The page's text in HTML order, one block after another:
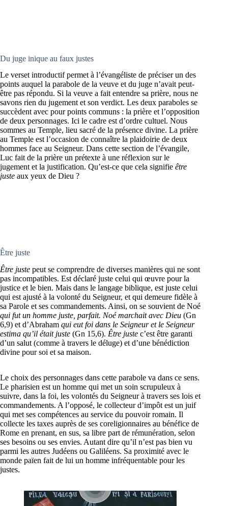
Du juge inique au faux justes
Le verset introductif permet à l’évangéliste de préciser un des
points auquel la parabole de la veuve et du juge n’avait peut-
être pas répondu. Si la veuve a fait entendre sa prière, nous ne
savons rien du jugement et son verdict. Les deux paraboles se
succèdent avec pour points communs : la prière et l’opposition
de deux personnages. Ici le cadre est d’ordre cultuel. Nous
sommes au Temple, lieu sacré de la présence divine. La prière
au Temple est l’occasion de connaître la plaidoirie de deux
hommes face au Seigneur. Dans cette section de l’évangile,
Luc fait de la prière un prétexte à une réflexion sur le
jugement et la justification. Qu’est-ce que cela signifie être
juste aux yeux de Dieu ?
Être juste
Être juste peut se comprendre de diverses manières qui ne sont
pas incompatibles. Est déclaré juste celui qui œuvre pour la
justice et le bien. Mais dans le langage biblique, est juste celui
qui est ajusté à la volonté du Seigneur, et qui demeure fidèle à
sa Parole et ses commandements. Ainsi, on se souvient de Noé
qui fut un homme juste, parfait. Noé marchait avec Dieu (Gn
6,9) et d’Abraham qui eut foi dans le Seigneur et le Seigneur
estima qu’il était juste (Gn 15,6). Être juste c’est être garanti
d’un salut (comme à travers le déluge) et d’une bénédiction
divine pour soi et sa maison.
Le choix des personnages dans cette parabole va dans ce sens.
Le pharisien est un homme qui met un soin scrupuleux à
suivre, dans la foi, les volontés du Seigneur à travers ses lois et
commandements. A l’opposé, le collecteur d’impôt est un juif
qui met ses compétences au service du pouvoir romain. Il
collecte les taxes auprès de ses coreligionnaires au bénéfice de
Rome en prenant, en sus, sa libre part de rémunération, selon
ses besoins ou ses envies. Autant dire qu’il n’est pas bien vu
parmi les autres Judéens ou Galiléens. Sa proximité avec le
monde païen fait de lui un homme infréquentable pour les
justes.